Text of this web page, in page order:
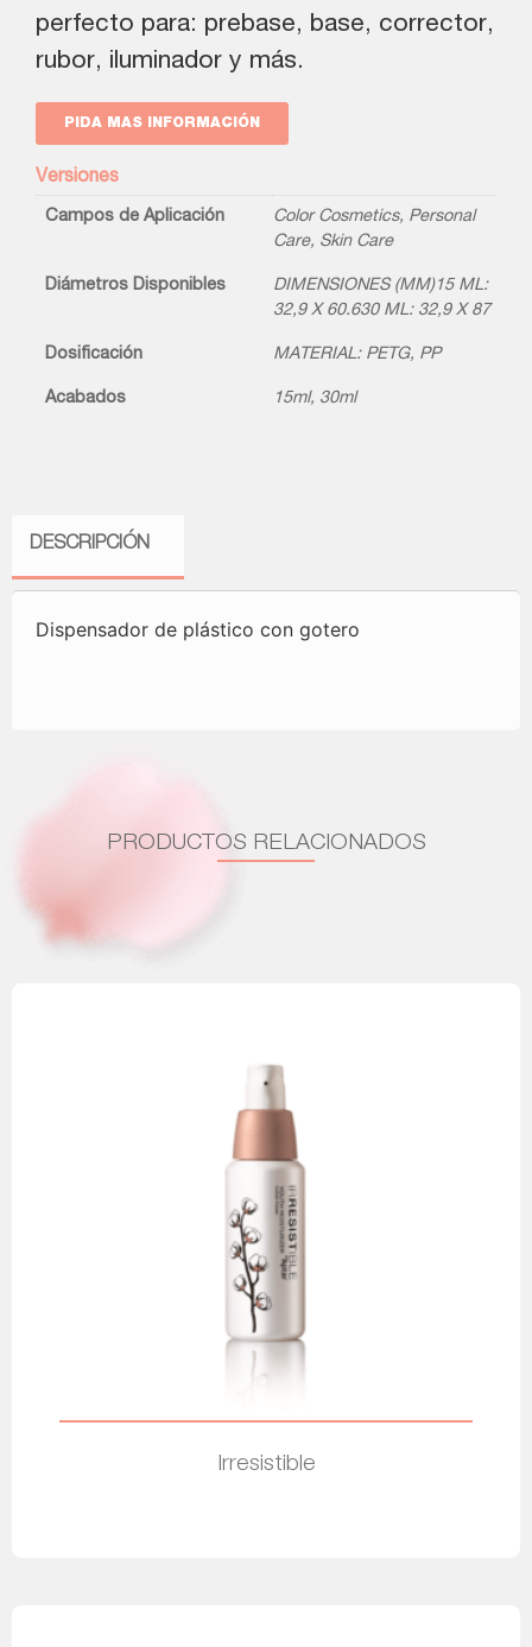
perfecto para: prebase, base, corrector,
rubor, iluminador y más.
PIDA MAS INFORMACIÓN
Versiones
Campos de Aplicación Color Cosmetics, Personal
Care, Skin Care
Diámetros Disponibles
DIMENSIONES (MM)15 ML:
32,9 X 60.630 ML: 32,9 X 87
Dosificación MATERIAL: PETG, PP
Acabados 15ml, 30ml
DESCRIPCIÓN
Dispensador de plástico con gotero
PRODUCTOS RELACIONADOS
Irresistible